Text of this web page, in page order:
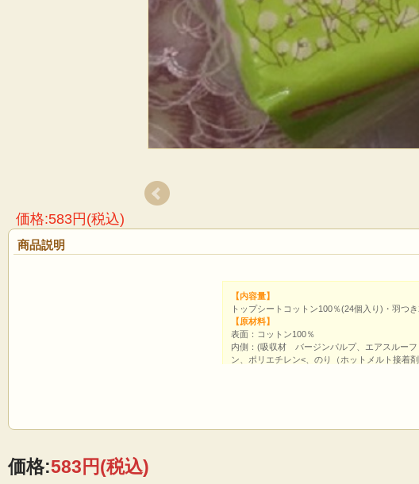
価格:583円(税込)
商品説明
【内容量】
トップシートコットン100％(24個入り)・羽つ
【原材料】
表面：コットン100％
内側：(吸収材 バージンパルプ、エアスルーフ
ン、ポリエチレン<、のり（ホットメルト接着
やってますか？毎月の生理に向き合う大切さ。
布ナプキンの愛用者が開発をした生理中の腰が安心するナプキンの提案です。
価格:583円(税込)